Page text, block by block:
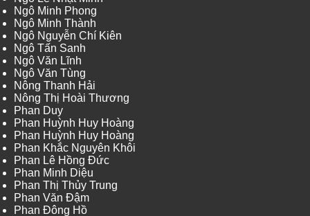
Ngô Minh Phong
Ngô Minh Thành
Ngô Nguyễn Chí Kiên
Ngô Tấn Sanh
Ngô Văn Lĩnh
Ngô Văn Tùng
Nông Thanh Hải
Nông Thị Hoài Thương
Phan Duy
Phan Huỳnh Huy Hoàng
Phan Huỳnh Huy Hoàng
Phan Khắc Nguyên Khôi
Phan Lê Hồng Đức
Phan Minh Diệu
Phan Thị Thủy Trung
Phan Văn Đậm
Phan Đông Hồ